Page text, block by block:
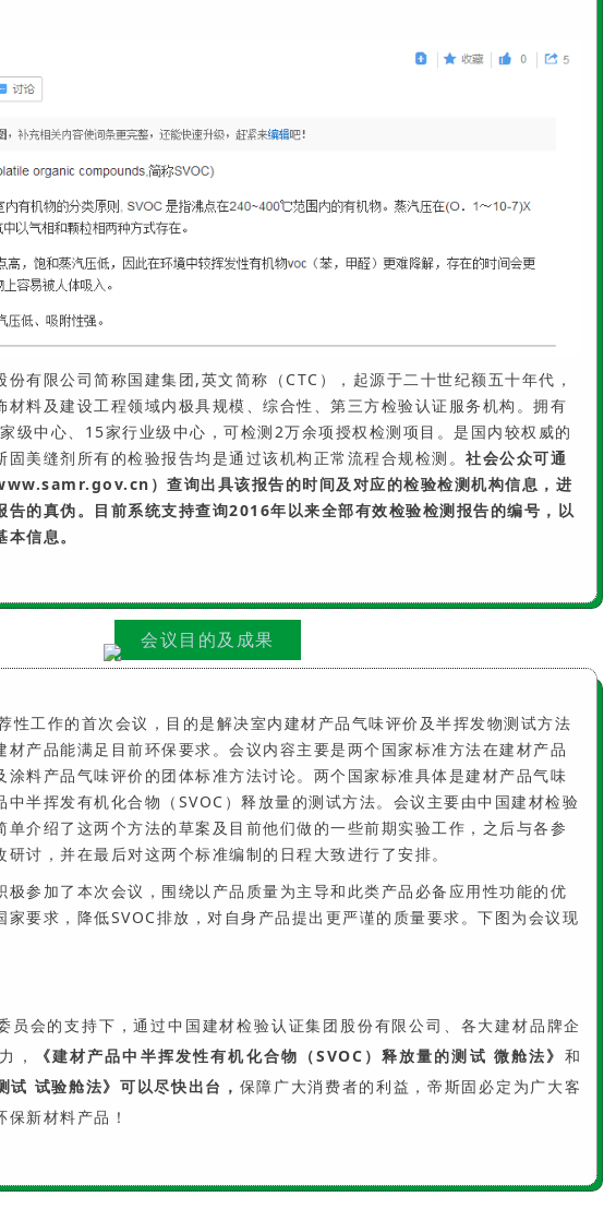
有限公司简称国建集团,英文简称（CTC），起源于二十世纪额五十年代，
材料及建设工程领域内极具规模、综合性、第三方检验认证服务机构。拥有
级中心、15家行业级中心，可检测2万余项授权检测项目。是国内较权威的
美缝剂所有的检验报告均是通过该机构正常流程合规检测。 社会公众可通
）查询出具该报告的时间及对应的检验检测机构信息，进
告的真伪。目前系统支持查询2016年以来全部有效检验检测报告的编号，以
信息。
会议目的及成果
性工作的首次会议，目的是解决室内建材产品气味评价及半挥发物测试方法
材产品能满足目前环保要求。会议内容主要是两个国家标准方法在建材产品
涂料产品气味评价的团体标准方法讨论。两个国家标准具体是建材产品气味
中半挥发有机化合物（SVOC）释放量的测试方法。会议主要由中国建材检验
单介绍了这两个方法的草案及目前他们做的一些前期实验工作，之后与各参
讨，并在最后对这两个标准编制的日程大致进行了安排。
极参加了本次会议，围绕以产品质量为主导和此类产品必备应用性功能的优
家要求，降低SVOC排放，对自身产品提出更严谨的质量要求。下图为会议现
员会的支持下，通过中国建材检验认证集团股份有限公司、各大建材品牌企
，
《建材产品中半挥发性有机化合物（SVOC）释放量的测试 微舱法》 和
试 试验舱法》可以尽快出台， 保障广大消费者的利益，帝斯固必定为广大客
新材料产品！